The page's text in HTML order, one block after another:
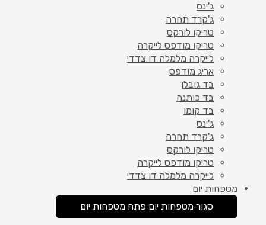
ג'ינס
ג'קרד תחרה
טריקו לורקס
טריקו מודפס לייקרה
לייקרה מלמלה דו צדדי
אריג מודפס
בד גובלן
בד כותנה
בד קומו
ג'ינס
ג'קרד תחרה
טריקו לורקס
טריקו מודפס לייקרה
לייקרה מלמלה דו צדדי
מטפחות יום
סגור מטפחות יום פתח מטפחות יום